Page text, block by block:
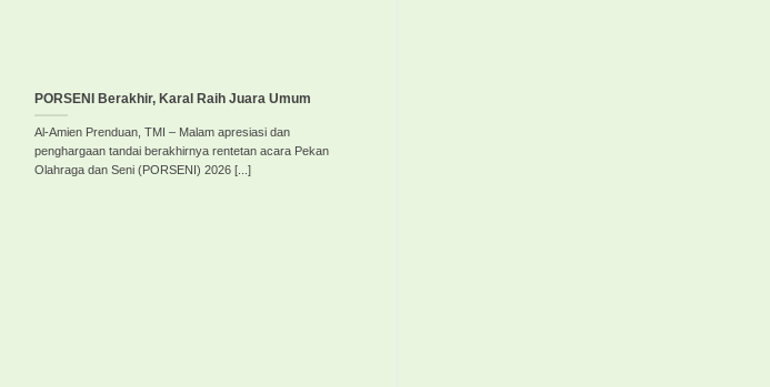
PORSENI Berakhir, Karal Raih Juara Umum
Al-Amien Prenduan, TMI – Malam apresiasi dan
penghargaan tandai berakhirnya rentetan acara Pekan
Olahraga dan Seni (PORSENI) 2026 [...]